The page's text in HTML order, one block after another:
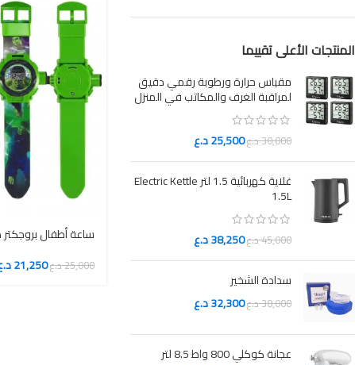
المنتجات الأعلى تقييما
مقياس حرارة ورطوبة رقمي دقيق
لمراقبة الغرف والمكاتب في المنزل
30,000د.ع25,500د.ع
غلاية كهربائية 1.5 لتر Electric Kettle
1.5L
45,000د.ع38,250د.ع
سدادة الشخير
38,000د.ع32,300د.ع
عجانة كوكلي 800 واط 8.5 لتر
ساعة أطفال
25,000د.ع21,250